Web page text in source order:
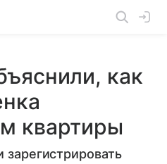
как
квартиры